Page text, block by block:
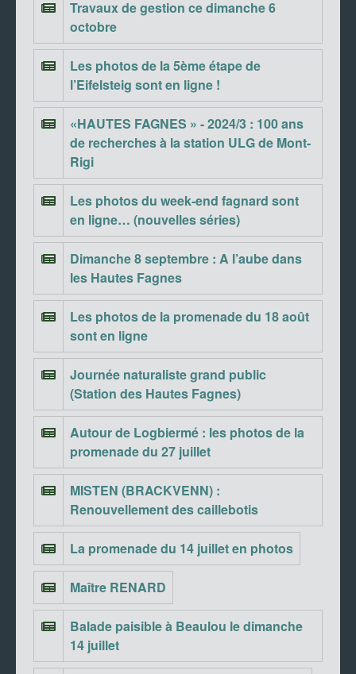
Travaux de gestion ce dimanche 6
octobre
Les photos de la 5ème étape de
l’Eifelsteig sont en ligne !
«HAUTES FAGNES » - 2024/3 : 100 ans
de recherches à la station ULG de Mont-
Rigi
Les photos du week-end fagnard sont
en ligne… (nouvelles séries)
Dimanche 8 septembre : A l’aube dans
les Hautes Fagnes
Les photos de la promenade du 18 août
sont en ligne
Journée naturaliste grand public
(Station des Hautes Fagnes)
Autour de Logbiermé : les photos de la
promenade du 27 juillet
MISTEN (BRACKVENN) :
Renouvellement des caillebotis
La promenade du 14 juillet en photos
Maître RENARD
Balade paisible à Beaulou le dimanche
14 juillet